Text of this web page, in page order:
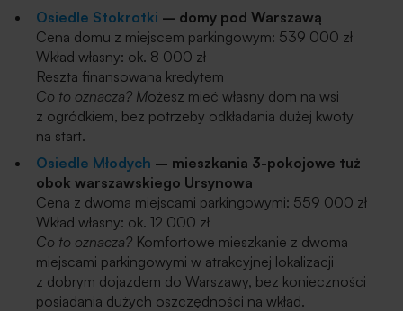
Osiedle Stokrotki – domy pod Warszawą
Cena domu z miejscem parkingowym: 539 000 zł
Wkład własny: ok. 8 000 zł
Reszta finansowana kredytem
Co to oznacza? Możesz mieć własny dom na wsi
z ogródkiem, bez potrzeby odkładania dużej kwoty
na start.
Osiedle Młodych – mieszkania 3-pokojowe tuż
obok warszawskiego Ursynowa
Cena z dwoma miejscami parkingowymi: 559 000 zł
Wkład własny: ok. 12 000 zł
Co to oznacza? Komfortowe mieszkanie z dwoma
miejscami parkingowymi w atrakcyjnej lokalizacji
z dobrym dojazdem do Warszawy, bez konieczności
posiadania dużych oszczędności na wkład.